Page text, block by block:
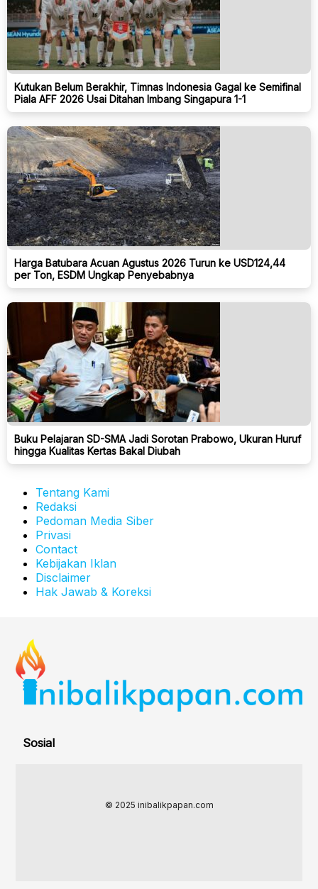
Kutukan Belum Berakhir, Timnas Indonesia Gagal ke Semifinal
Piala AFF 2026 Usai Ditahan Imbang Singapura 1-1
Harga Batubara Acuan Agustus 2026 Turun ke USD124,44
per Ton, ESDM Ungkap Penyebabnya
Buku Pelajaran SD-SMA Jadi Sorotan Prabowo, Ukuran Huruf
hingga Kualitas Kertas Bakal Diubah
Tentang Kami
Redaksi
Pedoman Media Siber
Privasi
Contact
Kebijakan Iklan
Disclaimer
Hak Jawab & Koreksi
Sosial
© 2025 inibalikpapan.com